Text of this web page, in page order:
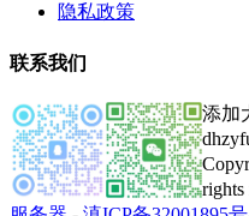
隐私政策
联系我们
添加